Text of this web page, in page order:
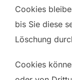
Cookies
bis Sie diese
Löschung
Cookies